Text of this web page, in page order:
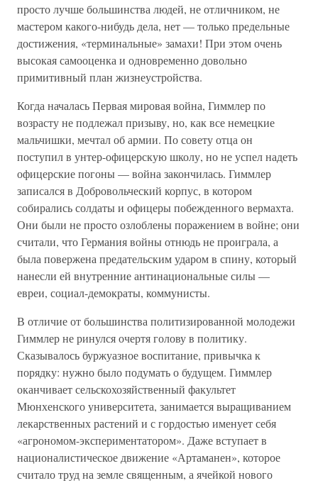
просто лучше большинства людей, не отличником, не
мастером какого-нибудь дела, нет — только предельные
достижения, «терминальные» замахи! При этом очень
высокая самооценка и одновременно довольно
примитивный план жизнеустройства.
Когда началась Первая мировая война, Гиммлер по
возрасту не подлежал призыву, но, как все немецкие
мальчишки, мечтал об армии. По совету отца он
поступил в унтер-офицерскую школу, но не успел надеть
офицерские погоны — война закончилась. Гиммлер
записался в Добровольческий корпус, в котором
собирались солдаты и офицеры побежденного вермахта.
Они были не просто озлоблены поражением в войне; они
считали, что Германия войны отнюдь не проиграла, а
была повержена предательским ударом в спину, который
нанесли ей внутренние антинациональные силы —
евреи, социал-демократы, коммунисты.
В отличие от большинства политизированной молодежи
Гиммлер не ринулся очертя голову в политику.
Сказывалось буржуазное воспитание, привычка к
порядку: нужно было подумать о будущем. Гиммлер
оканчивает сельскохозяйственный факультет
Мюнхенского университета, занимается выращиванием
лекарственных растений и с гордостью именует себя
«агрономом-экспериментатором». Даже вступает в
националистическое движение «Артаманен», которое
считало труд на земле священным, а ячейкой нового